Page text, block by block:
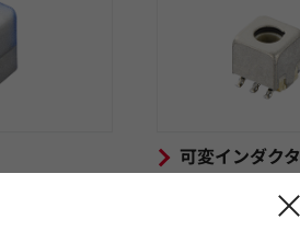
可変インダクタ